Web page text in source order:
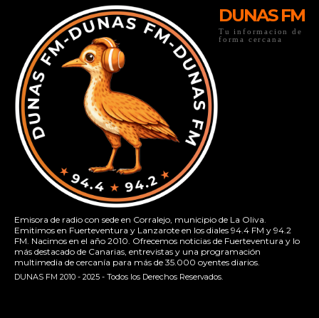
DUNAS FM
Tu informacion de
forma cercana
Emisora de radio con sede en Corralejo, municipio de La Oliva.
Emitimos en Fuerteventura y Lanzarote en los diales 94.4 FM y 94.2
FM. Nacimos en el año 2010. Ofrecemos noticias de Fuerteventura y lo
más destacado de Canarias, entrevistas y una programación
multimedia de cercanía para más de 35.000 oyentes diarios.
DUNAS FM 2010 - 2025 - Todos los Derechos Reservados.